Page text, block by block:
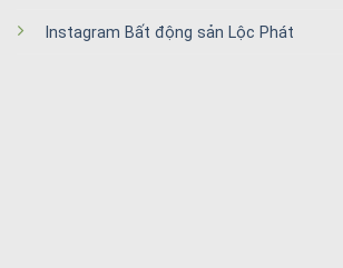
Instagram Bất động sản Lộc Phát